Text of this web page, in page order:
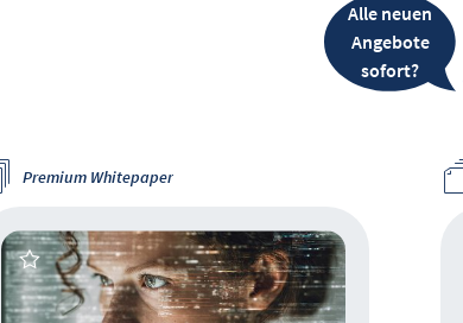
Alle neuen
Angebote
sofort?
Premium Whitepaper